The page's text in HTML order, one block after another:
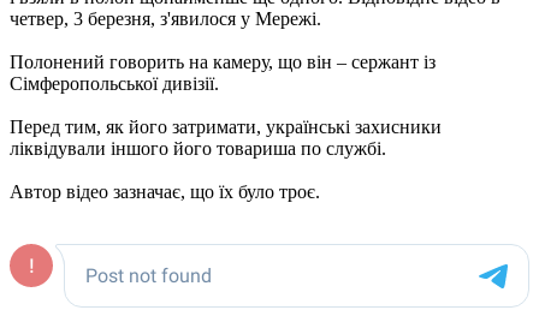
четвер, 3 березня, з'явилося у Мережі.
Полонений говорить на камеру, що він – сержант із
Сімферопольської дивізії.
Перед тим, як його затримати, українські захисники
ліквідували іншого його товариша по службі.
Автор відео зазначає, що їх було троє.